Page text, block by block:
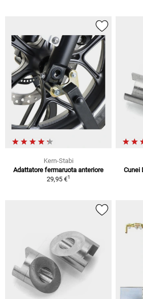
Kern-Stabi
Adattatore fermaruota anteriore
29,95 €1
Cunei